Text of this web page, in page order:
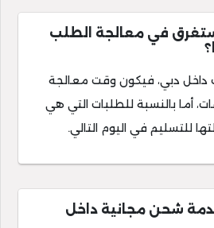
في معالجة الطلب
داخل دبي، فيكون وقت معالجة
أقصاه 3 ساعات، أما بالنسبة للطلبات التي هي
للتسليم في اليوم التالي.
شحن مجانية داخل